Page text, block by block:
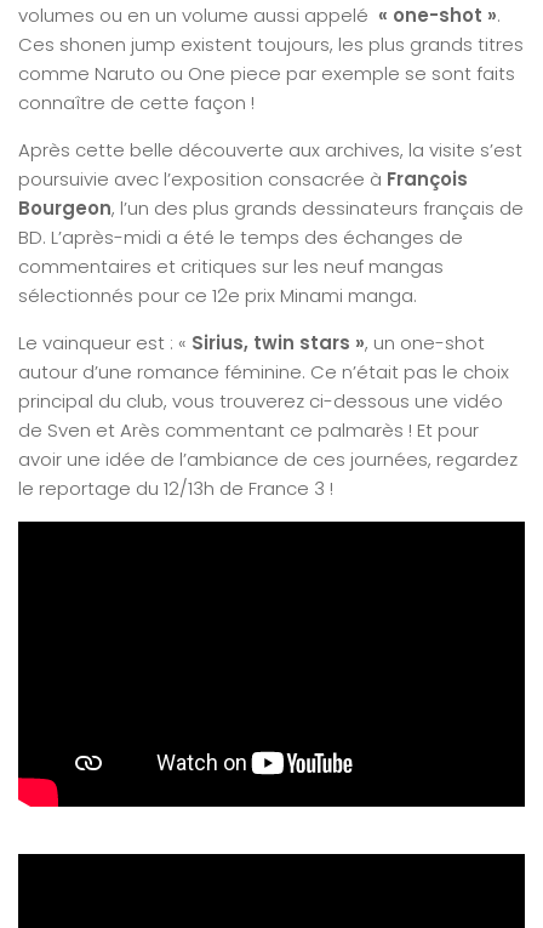
volumes ou en un volume aussi appelé « one-shot ».
Ces shonen jump existent toujours, les plus grands titres
comme Naruto ou One piece par exemple se sont faits
connaître de cette façon !
Après cette belle découverte aux archives, la visite s’est
poursuivie avec l’exposition consacrée à François
Bourgeon, l’un des plus grands dessinateurs français de
BD. L’après-midi a été le temps des échanges de
commentaires et critiques sur les neuf mangas
sélectionnés pour ce 12e prix Minami manga.
Le vainqueur est : « Sirius, twin stars », un one-shot
autour d’une romance féminine. Ce n’était pas le choix
principal du club, vous trouverez ci-dessous une vidéo
de Sven et Arès commentant ce palmarès ! Et pour
avoir une idée de l’ambiance de ces journées, regardez
le reportage du 12/13h de France 3 !